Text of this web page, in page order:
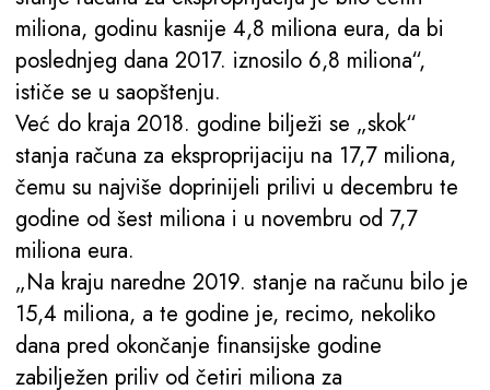
miliona, godinu kasnije 4,8 miliona eura, da bi
poslednjeg dana 2017. iznosilo 6,8 miliona“,
ističe se u saopštenju.
Već do kraja 2018. godine bilježi se „skok“
stanja računa za eksproprijaciju na 17,7 miliona,
čemu su najviše doprinijeli prilivi u decembru te
godine od šest miliona i u novembru od 7,7
miliona eura.
„Na kraju naredne 2019. stanje na računu bilo je
15,4 miliona, a te godine je, recimo, nekoliko
dana pred okončanje finansijske godine
zabilježen priliv od četiri miliona za